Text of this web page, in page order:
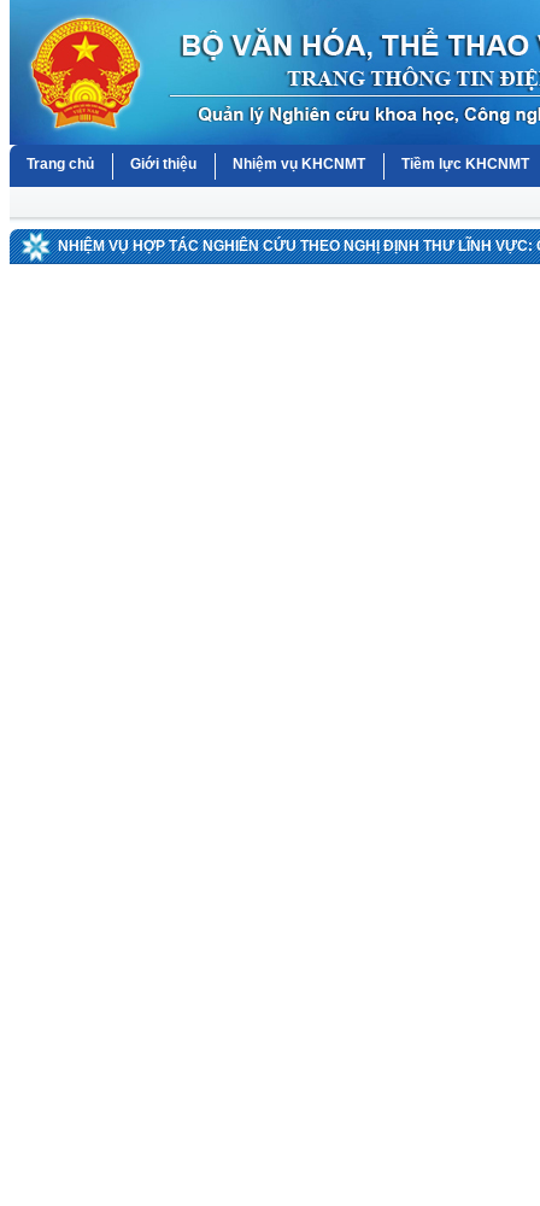
Trang chủ Giới thiệu Nhiệm vụ KHCNMT Tiềm lực KHCNMT
NHIỆM VỤ HỢP TÁC NGHIÊN CỨU THEO NGHỊ ĐỊNH THƯ LĨNH